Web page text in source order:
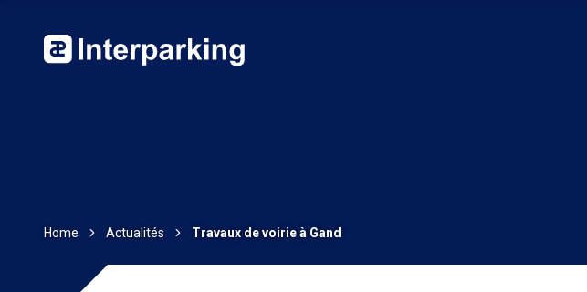
Home Actualités Travaux de voirie à Gand